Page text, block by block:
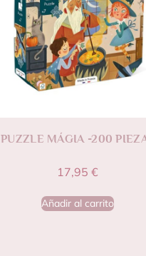
PUZZLE MÁGIA -200
17,95€
Añadir al carrito